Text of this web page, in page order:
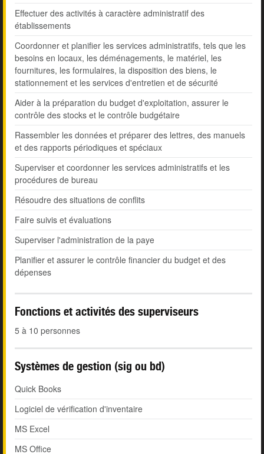
Effectuer des activités à caractère administratif des
établissements
Coordonner et planifier les services administratifs, tels que les
besoins en locaux, les déménagements, le matériel, les
fournitures, les formulaires, la disposition des biens, le
stationnement et les services d'entretien et de sécurité
Aider à la préparation du budget d'exploitation, assurer le
contrôle des stocks et le contrôle budgétaire
Rassembler les données et préparer des lettres, des manuels
et des rapports périodiques et spéciaux
Superviser et coordonner les services administratifs et les
procédures de bureau
Résoudre des situations de conflits
Faire suivis et évaluations
Superviser l'administration de la paye
Planifier et assurer le contrôle financier du budget et des
dépenses
Fonctions et activités des superviseurs
5 à 10 personnes
Systèmes de gestion (sig ou bd)
Quick Books
Logiciel de vérification d'inventaire
MS Excel
MS Office